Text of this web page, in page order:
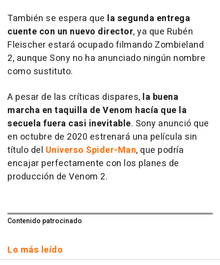
También se espera que la segunda entrega
cuente con un nuevo director, ya que Rubén
Fleischer estará ocupado filmando Zombieland
2, aunque Sony no ha anunciado ningún nombre
como sustituto.
A pesar de las críticas dispares, la buena
marcha en taquilla deVenom hacía que la
secuela fuera casi inevitable. Sony anunció que
en octubre de 2020 estrenará una película sin
título del Universo Spider-Man, que podría
encajar perfectamente con los planes de
producción de Venom 2.
Contenido patrocinado
Lo más leído